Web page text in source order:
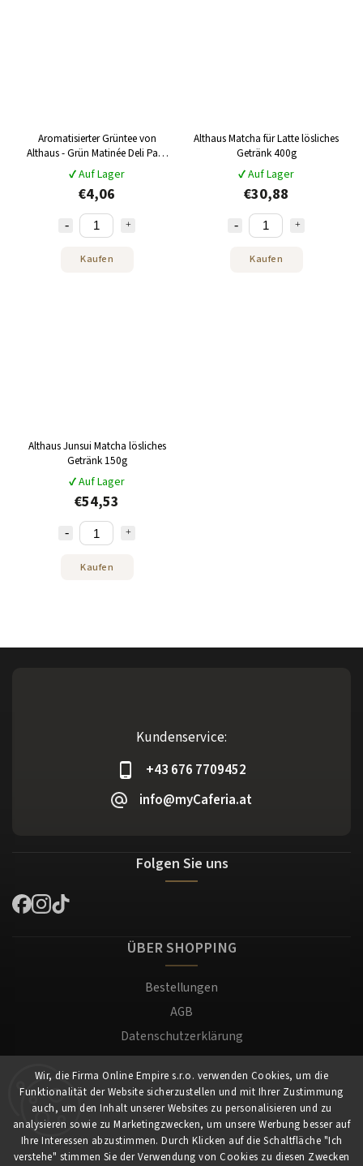
Wir, die Firma Online Empire s.r.o. verwenden Cookies, um die
Funktionalität der Website sicherzustellen und mit Ihrer Zustimmung
auch, um den Inhalt unserer Websites zu personalisieren und zu
analysieren sowie zu Marketingzwecken, um unsere Werbung besser auf
Ihre Interessen abzustimmen. Durch Klicken auf die Schaltfläche "Ich
verstehe" stimmen Sie der Verwendung von Cookies zu diesen Zwecken
Aromatisierter Grüntee von
Althaus - Grün Matinée Deli Pack
35g
✔ Auf Lager
€4,06
Kaufen
Althaus Matcha für Latte lösliches
Getränk 400g
✔ Auf Lager
€30,88
Kaufen
Althaus Junsui Matcha lösliches
Getränk 150g
✔ Auf Lager
€54,53
Kaufen
Kundenservice:
+43 676 7709452
info@myCaferia.at
Folgen Sie uns
ÜBER SHOPPING
Bestellungen
AGB
Datenschutzerklärung
Versand und Zahlung
Warenrücksendung
Impressum
Für Kunden